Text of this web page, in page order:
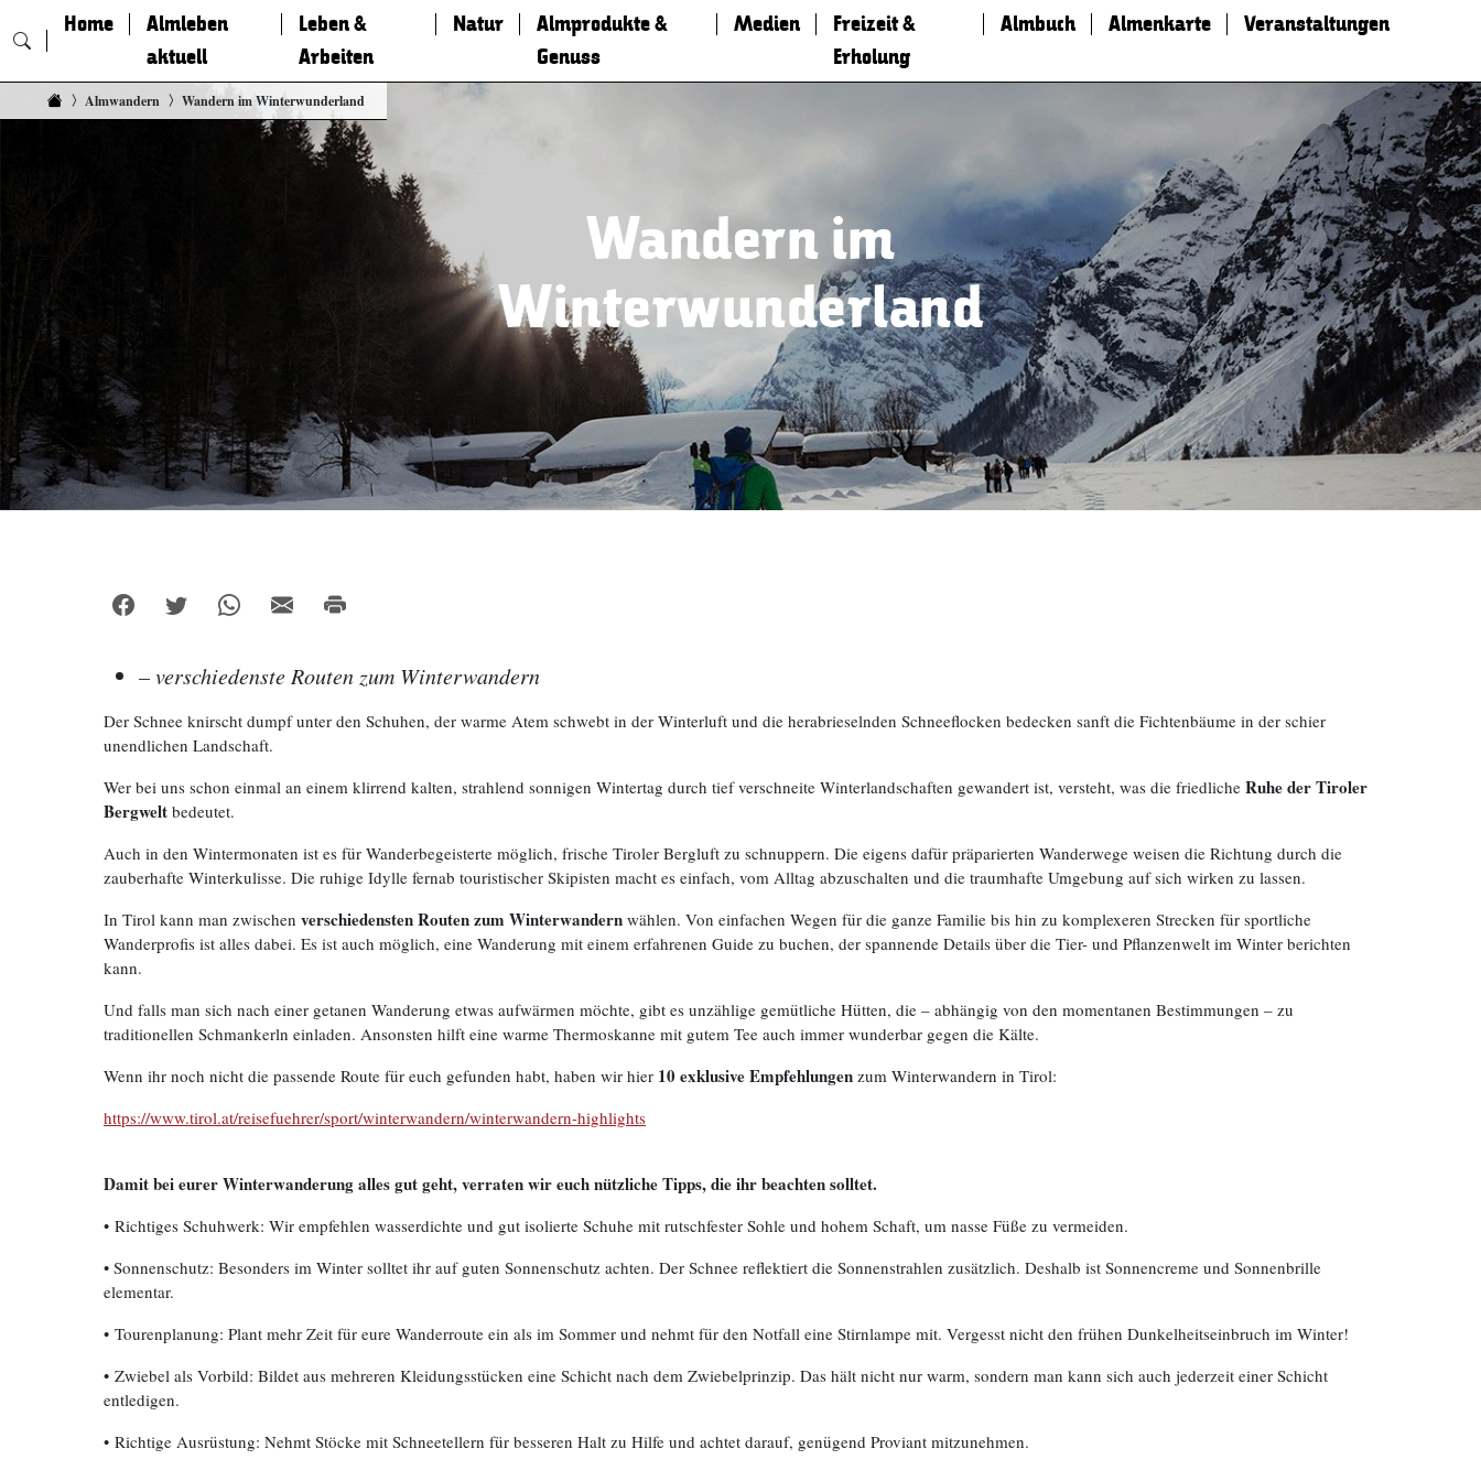
Zum Inhalt springen
Home
Almleben
aktuell
Leben &
Arbeiten
Natur
Almprodukte &
Genuss
Medien
Freizeit &
Erholung
Almbuch Almenkarte Veranstaltungen
Almwandern Wandern im Winterwunderland
Wandern im
Winterwunderland
– verschiedenste Routen zum Winterwandern
Der Schnee knirscht dumpf unter den Schuhen, der warme Atem schwebt in der Winterluft und die herabrieselnden Schneeflocken bedecken sanft die Fichtenbäume in der schier
unendlichen Landschaft.
Wer bei uns schon einmal an einem klirrend kalten, strahlend sonnigen Wintertag durch tief verschneite Winterlandschaften gewandert ist, versteht, was die friedliche Ruhe der Tiroler
Bergwelt bedeutet.
Auch in den Wintermonaten ist es für Wanderbegeisterte möglich, frische Tiroler Bergluft zu schnuppern. Die eigens dafür präparierten Wanderwege weisen die Richtung durch die
zauberhafte Winterkulisse. Die ruhige Idylle fernab touristischer Skipisten macht es einfach, vom Alltag abzuschalten und die traumhafte Umgebung auf sich wirken zu lassen.
In Tirol kann man zwischen verschiedensten Routen zum Winterwandern wählen. Von einfachen Wegen für die ganze Familie bis hin zu komplexeren Strecken für sportliche
Wanderprofis ist alles dabei. Es ist auch möglich, eine Wanderung mit einem erfahrenen Guide zu buchen, der spannende Details über die Tier- und Pflanzenwelt im Winter berichten
kann.
Und falls man sich nach einer getanen Wanderung etwas aufwärmen möchte, gibt es unzählige gemütliche Hütten, die – abhängig von den momentanen Bestimmungen – zu
traditionellen Schmankerln einladen. Ansonsten hilft eine warme Thermoskanne mit gutem Tee auch immer wunderbar gegen die Kälte.
Wenn ihr noch nicht die passende Route für euch gefunden habt, haben wir hier 10 exklusive Empfehlungen zum Winterwandern in Tirol:
https://www.tirol.at/reisefuehrer/sport/winterwandern/winterwandern-highlights
Damit bei eurer Winterwanderung alles gut geht, verraten wir euch nützliche Tipps, die ihr beachten solltet.
• Richtiges Schuhwerk: Wir empfehlen wasserdichte und gut isolierte Schuhe mit rutschfester Sohle und hohem Schaft, um nasse Füße zu vermeiden.
• Sonnenschutz: Besonders im Winter solltet ihr auf guten Sonnenschutz achten. Der Schnee reflektiert die Sonnenstrahlen zusätzlich. Deshalb ist Sonnencreme und Sonnenbrille
elementar.
• Tourenplanung: Plant mehr Zeit für eure Wanderroute ein als im Sommer und nehmt für den Notfall eine Stirnlampe mit. Vergesst nicht den frühen Dunkelheitseinbruch im Winter!
• Zwiebel als Vorbild: Bildet aus mehreren Kleidungsstücken eine Schicht nach dem Zwiebelprinzip. Das hält nicht nur warm, sondern man kann sich auch jederzeit einer Schicht
entledigen.
• Richtige Ausrüstung: Nehmt Stöcke mit Schneetellern für besseren Halt zu Hilfe und achtet darauf, genügend Proviant mitzunehmen.